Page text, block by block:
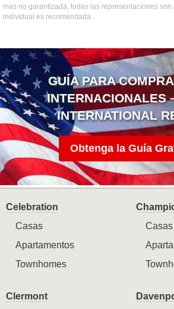
mas no garantizada, todas las representaciones
individual es recomendada.
GUÍA PARA
INTERNACIONALES
INTERNATIONAL
Obtenga la Guía
Celebration
Casas
Apartamentos
Townhomes
Casas
Clermont